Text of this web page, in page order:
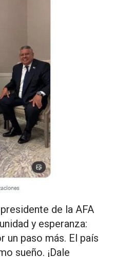
de la AFA
y esperanza:
un paso más. El país
sueño. ¡Dale